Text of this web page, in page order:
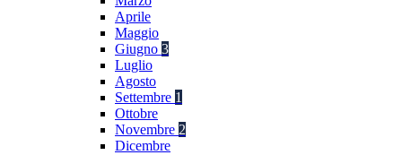
Aprile
Maggio
Giugno 3
Luglio
Agosto
Settembre 1
Ottobre
Novembre 2
Dicembre